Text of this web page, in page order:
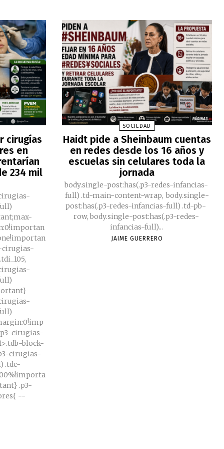
cirugías
en
234 mil
cirugias-
cirugias-
block-
cirugias-
.tdc-
.p3-
--
SOCIEDAD
Haidt pide a Sheinbaum cuentas
en redes desde los 16 años y
escuelas sin celulares toda la
jornada
body.single-post:has(.p3-redes-infancias-
full) .td-main-content-wrap, body.single-
post:has(.p3-redes-infancias-full) .td-pb-
row, body.single-post:has(.p3-redes-
infancias-full)...
JAIME GUERRERO